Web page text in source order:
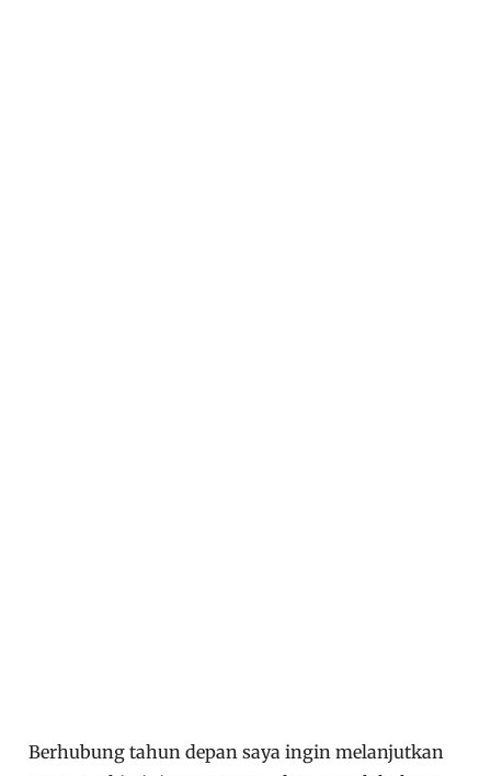
Berhubung tahun depan saya ingin melanjutkan